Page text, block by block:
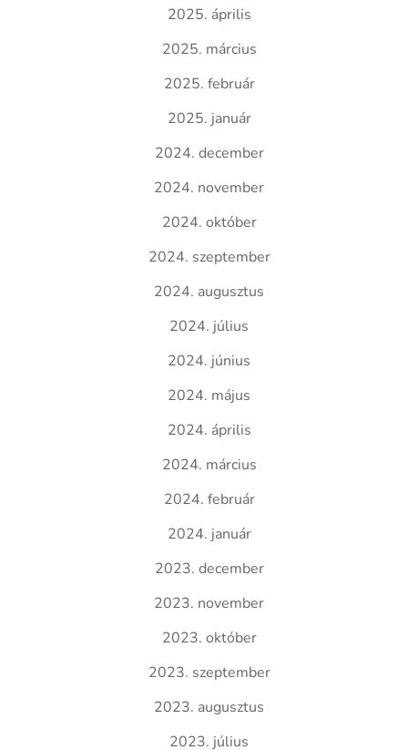
2025. április
2025. március
2025. február
2025. január
2024. december
2024. november
2024. október
2024. szeptember
2024. augusztus
2024. július
2024. június
2024. május
2024. április
2024. március
2024. február
2024. január
2023. december
2023. november
2023. október
2023. szeptember
2023. augusztus
2023. július